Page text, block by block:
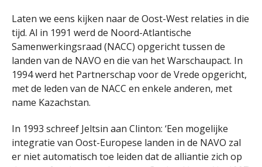
Laten we eens kijken naar de Oost-West relaties in die
tijd. Al in 1991 werd de Noord-Atlantische
Samenwerkingsraad (NACC) opgericht tussen de
landen van de NAVO en die van het Warschaupact. In
1994 werd het Partnerschap voor de Vrede opgericht,
met de leden van de NACC en enkele anderen, met
name Kazachstan.
In 1993 schreef Jeltsin aan Clinton: ‘Een mogelijke
integratie van Oost-Europese landen in de NAVO zal
er niet automatisch toe leiden dat de alliantie zich op